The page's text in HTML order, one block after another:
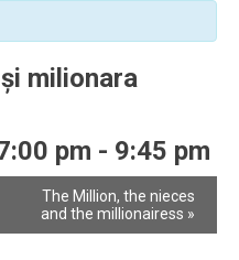
milionara
pm - 9:45 pm
The Million, the nieces
and the millionairess »